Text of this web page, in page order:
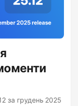
за грудень 2025